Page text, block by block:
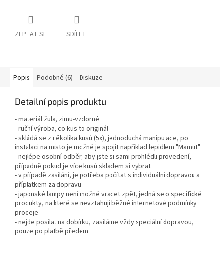
ZEPTAT SE SDÍLET
Popis Podobné (6) Diskuze
Detailní popis produktu
- materiál žula, zimu-vzdorné
- ruční výroba, co kus to originál
- skládá se z několika kusů (5x), jednoduchá manipulace, po
instalaci na místo je možné je spojit například lepidlem "Mamut"
- nejlépe osobní odběr, aby jste si sami prohlédli provedení,
případně pokud je více kusů skladem si vybrat
- v případě zasílání, je potřeba počítat s individuální dopravou a
příplatkem za dopravu
- japonské lampy není možné vracet zpět, jedná se o specifické
produkty, na které se nevztahují běžné internetové podmínky
prodeje
- nejde posílat na dobírku, zasíláme vždy speciální dopravou,
pouze po platbě předem